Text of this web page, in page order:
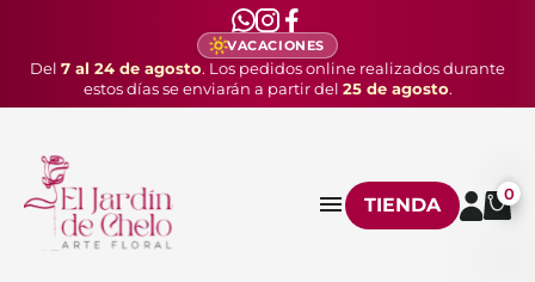
VACACIONES
Del 7 al 24 de agosto. Los pedidos online realizados durante
estos días se enviarán a partir del 25 de agosto.
TIENDA 0